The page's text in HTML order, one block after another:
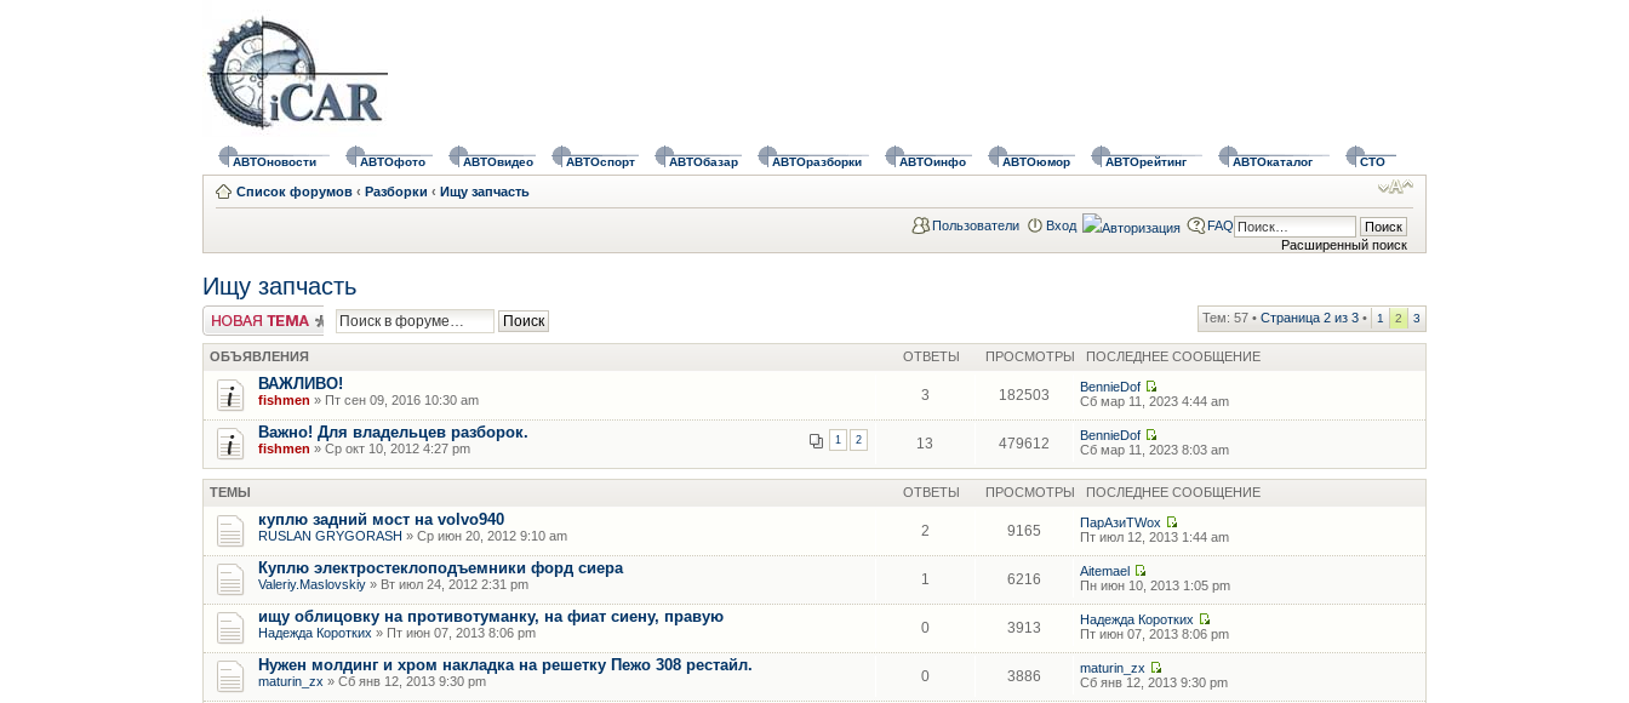
АВТОновости АВТОфото АВТОвидео АВТОспорт АВТОбазар АВТОразборки АВТОинфо АВТОюмор АВТОрейтинг АВТОкаталог СТО
Список форумов ‹ Разборки ‹ Ищу запчасть
Расширенный поиск
Пользователи Вход FAQ
Ищу запчасть
Новая тема Тем: 57 • Страница 2 из 3 • 1 2 3
ОБЪЯВЛЕНИЯ ОТВЕТЫ ПРОСМОТРЫ ПОСЛЕДНЕЕ СООБЩЕНИЕ
ВАЖЛИВО!
fishmen » Пт сен 09, 2016 10:30 am 3 182503
BennieDof
Сб мар 11, 2023 4:44 am
Важно! Для владельцев разборок. 1 2
fishmen » Ср окт 10, 2012 4:27 pm 13 479612
BennieDof
Сб мар 11, 2023 8:03 am
ТЕМЫ ОТВЕТЫ ПРОСМОТРЫ ПОСЛЕДНЕЕ СООБЩЕНИЕ
куплю задний мост на volvo940
RUSLAN GRYGORASH » Ср июн 20, 2012 9:10 am 2 9165
ПарАзиТWox
Пт июл 12, 2013 1:44 am
Куплю электростеклоподъемники форд сиера
Valeriy.Maslovskiy » Вт июл 24, 2012 2:31 pm 1 6216
Aitemael
Пн июн 10, 2013 1:05 pm
ищу облицовку на противотуманку, на фиат сиену, правую
Надежда Коротких » Пт июн 07, 2013 8:06 pm 0 3913
Надежда Коротких
Пт июн 07, 2013 8:06 pm
Нужен молдинг и хром накладка на решетку Пежо 308 рестайл.
maturin_zx » Сб янв 12, 2013 9:30 pm 0 3886
maturin_zx
Сб янв 12, 2013 9:30 pm